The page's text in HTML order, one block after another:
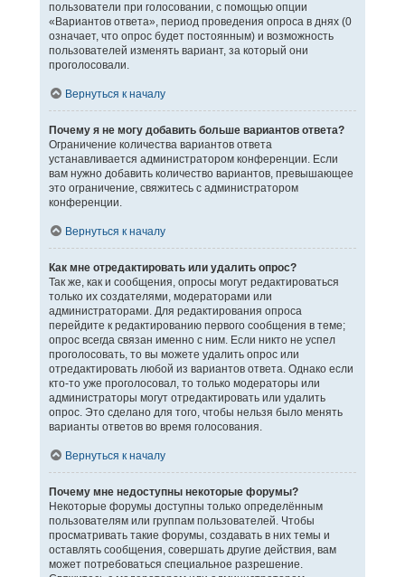
пользователи при голосовании, с помощью опции
«Вариантов ответа», период проведения опроса в днях (0
означает, что опрос будет постоянным) и возможность
пользователей изменять вариант, за который они
проголосовали.
Вернуться к началу
Почему я не могу добавить больше вариантов ответа?
Ограничение количества вариантов ответа
устанавливается администратором конференции. Если
вам нужно добавить количество вариантов, превышающее
это ограничение, свяжитесь с администратором
конференции.
Вернуться к началу
Как мне отредактировать или удалить опрос?
Так же, как и сообщения, опросы могут редактироваться
только их создателями, модераторами или
администраторами. Для редактирования опроса
перейдите к редактированию первого сообщения в теме;
опрос всегда связан именно с ним. Если никто не успел
проголосовать, то вы можете удалить опрос или
отредактировать любой из вариантов ответа. Однако если
кто-то уже проголосовал, то только модераторы или
администраторы могут отредактировать или удалить
опрос. Это сделано для того, чтобы нельзя было менять
варианты ответов во время голосования.
Вернуться к началу
Почему мне недоступны некоторые форумы?
Некоторые форумы доступны только определённым
пользователям или группам пользователей. Чтобы
просматривать такие форумы, создавать в них темы и
оставлять сообщения, совершать другие действия, вам
может потребоваться специальное разрешение.